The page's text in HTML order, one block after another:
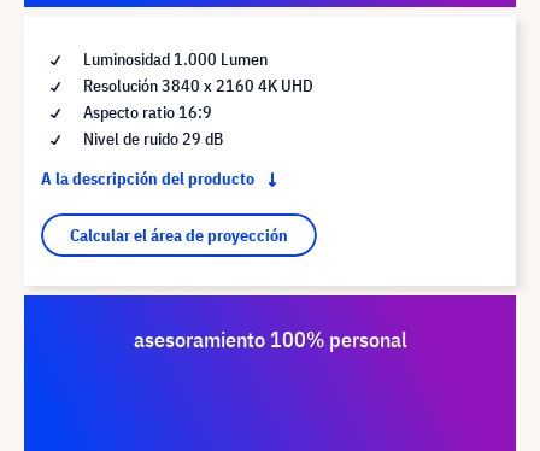
Luminosidad 1.000 Lumen
Resolución 3840 x 2160 4K UHD
Aspecto ratio 16:9
Nivel de ruido 29 dB
A la descripción del producto
Calcular el área de proyección
asesoramiento 100% personal